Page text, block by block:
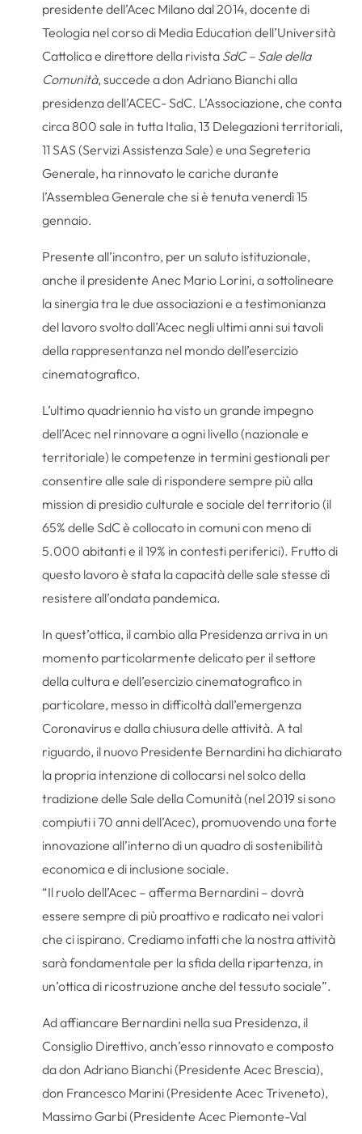
presidente dell’Acec Milano dal 2014, docente di
Teologia nel corso di Media Education dell’Università
Cattolica e direttore della rivista SdC – Sale della
Comunità, succede a don Adriano Bianchi alla
presidenza dell’ACEC- SdC. L’Associazione, che conta
circa 800 sale in tutta Italia, 13 Delegazioni territoriali,
11 SAS (Servizi Assistenza Sale) e una Segreteria
Generale, ha rinnovato le cariche durante
l’Assemblea Generale che si è tenuta venerdì 15
gennaio.
Presente all’incontro, per un saluto istituzionale,
anche il presidente Anec Mario Lorini, a sottolineare
la sinergia tra le due associazioni e a testimonianza
del lavoro svolto dall’Acec negli ultimi anni sui tavoli
della rappresentanza nel mondo dell’esercizio
cinematografico.
L’ultimo quadriennio ha visto un grande impegno
dell’Acec nel rinnovare a ogni livello (nazionale e
territoriale) le competenze in termini gestionali per
consentire alle sale di rispondere sempre più alla
mission di presidio culturale e sociale del territorio (il
65% delle SdC è collocato in comuni con meno di
5.000 abitanti e il 19% in contesti periferici). Frutto di
questo lavoro è stata la capacità delle sale stesse di
resistere all’ondata pandemica.
In quest’ottica, il cambio alla Presidenza arriva in un
momento particolarmente delicato per il settore
della cultura e dell’esercizio cinematografico in
particolare, messo in difficoltà dall’emergenza
Coronavirus e dalla chiusura delle attività. A tal
riguardo, il nuovo Presidente Bernardini ha dichiarato
la propria intenzione di collocarsi nel solco della
tradizione delle Sale della Comunità (nel 2019 si sono
compiuti i 70 anni dell’Acec), promuovendo una forte
innovazione all’interno di un quadro di sostenibilità
economica e di inclusione sociale.
“Il ruolo dell’Acec – afferma Bernardini – dovrà
essere sempre di più proattivo e radicato nei valori
che ci ispirano. Crediamo infatti che la nostra attività
sarà fondamentale per la sfida della ripartenza, in
un’ottica di ricostruzione anche del tessuto sociale”.
Ad affiancare Bernardini nella sua Presidenza, il
Consiglio Direttivo, anch’esso rinnovato e composto
da don Adriano Bianchi (Presidente Acec Brescia),
don Francesco Marini (Presidente Acec Triveneto),
Massimo Garbi (Presidente Acec Piemonte-Val